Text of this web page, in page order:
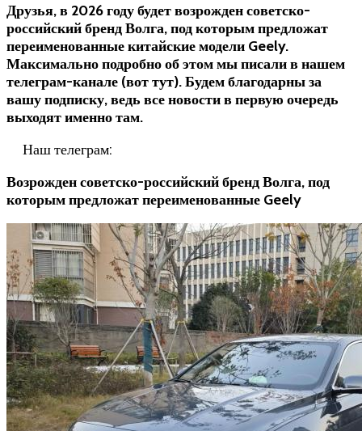
Друзья, в 2026 году будет возрожден советско-
российский бренд Волга, под которым предложат
переименованные китайские модели Geely.
Максимально подробно об этом мы писали в нашем
телеграм-канале (вот тут). Будем благодарны за
вашу подписку, ведь все новости в первую очередь
выходят именно там.
Наш телеграм:
Возрожден советско-российский бренд Волга, под
которым предложат переименованные Geely